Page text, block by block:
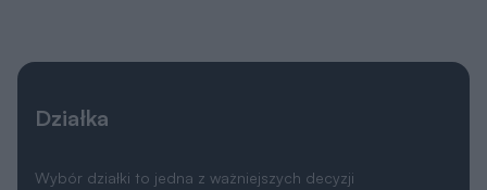
Działka
Wybór działki to jedna z ważniejszych decyzji